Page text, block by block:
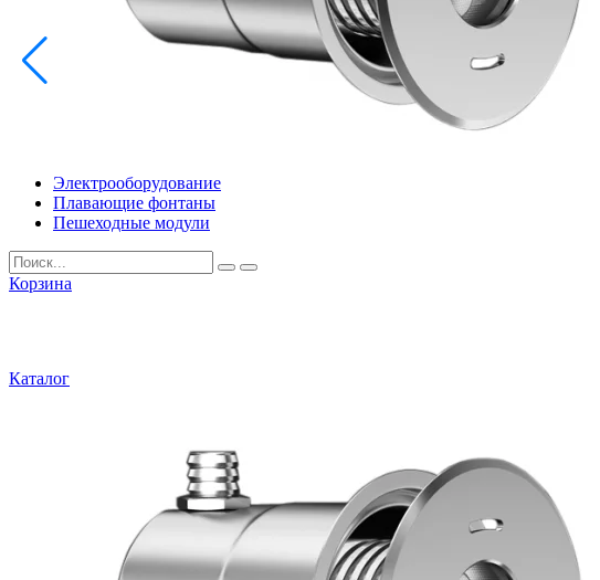
Шкафы управления
Электрооборудование
Плавающие фонтаны
Пешеходные модули
Корзина
Каталог
Фонтанные насадки
Подводные светильники
Закладные детали
Системы фильтрации
Электрооборудование
Плавающие фонтаны